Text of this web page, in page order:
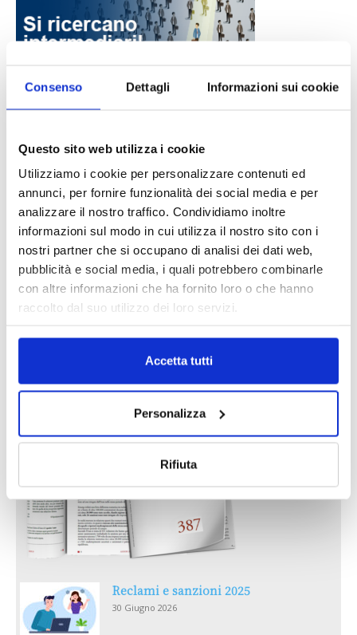
Consenso Dettagli Informazioni sui cookie
Questo sito web utilizza i cookie
Utilizziamo i cookie per personalizzare contenuti ed
annunci, per fornire funzionalità dei social media e per
analizzare il nostro traffico. Condividiamo inoltre
informazioni sul modo in cui utilizza il nostro sito con i
nostri partner che si occupano di analisi dei dati web,
pubblicità e social media, i quali potrebbero combinarle
con altre informazioni che ha fornito loro o che hanno
raccolto dal suo utilizzo dei loro servizi.
Accetta tutti
Personalizza
Rifiuta
partecipazione alla Convention degli
intermediari partner 2026
1 Luglio 2026
MAGNIFICA HUMANITAS (l’impatto
dell’IA sul futuro e oltre)
1 Luglio 2026
IL MENSILE ASSINEWS LUGLIO-
AGOSTO 2026
Reclami e sanzioni 2025
30 Giugno 2026